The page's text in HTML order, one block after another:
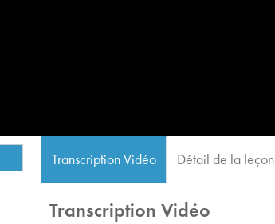
Transcription Vidéo Détail de la leçon
Transcription Vidéo